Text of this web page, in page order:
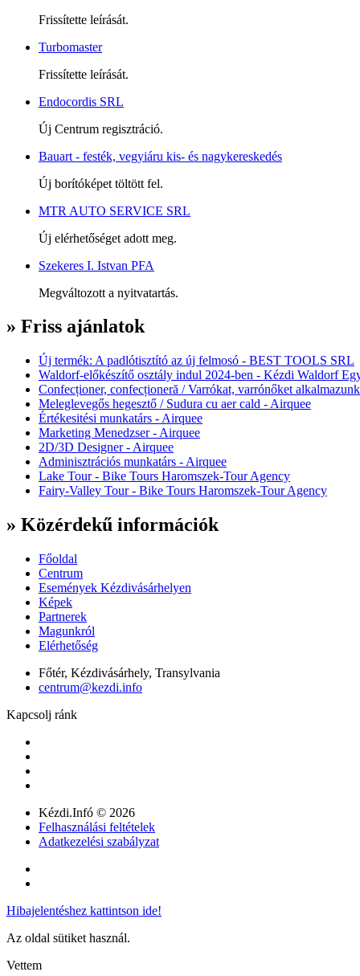
Frissítette leírását.
Turbomaster
Frissítette leírását.
Endocordis SRL
Új Centrum regisztráció.
Bauart - festék, vegyiáru kis- és nagykereskedés
Új borítóképet töltött fel.
MTR AUTO SERVICE SRL
Új elérhetőséget adott meg.
Szekeres I. Istvan PFA
Megváltozott a nyitvatartás.
» Friss ajánlatok
Új termék: A padlótisztító az új felmosó - BEST TOOLS SRL
Waldorf-előkészítő osztály indul 2024-ben - Kézdi Waldorf
Confecționer, confecționeră / Varrókat, varrónőket
Meleglevegős hegesztő / Sudura cu aer cald - Airquee
Értékesitési munkatárs - Airquee
Marketing Menedzser - Airquee
2D/3D Designer - Airquee
Adminisztrációs munkatárs - Airquee
Lake Tour - Bike Tours Haromszek-Tour Agency
Fairy-Valley Tour - Bike Tours Haromszek-Tour Agency
» Közérdekű információk
Főoldal
Centrum
Események Kézdivásárhelyen
Képek
Partnerek
Magunkról
Elérhetőség
Főtér, Kézdivásárhely, Transylvania
centrum@kezdi.info
Kapcsolj ránk
Kézdi.Infó © 2026
Felhasználási feltételek
Adatkezelési szabályzat
Hibajelentéshez kattintson ide!
Az oldal sütiket használ.
Vettem